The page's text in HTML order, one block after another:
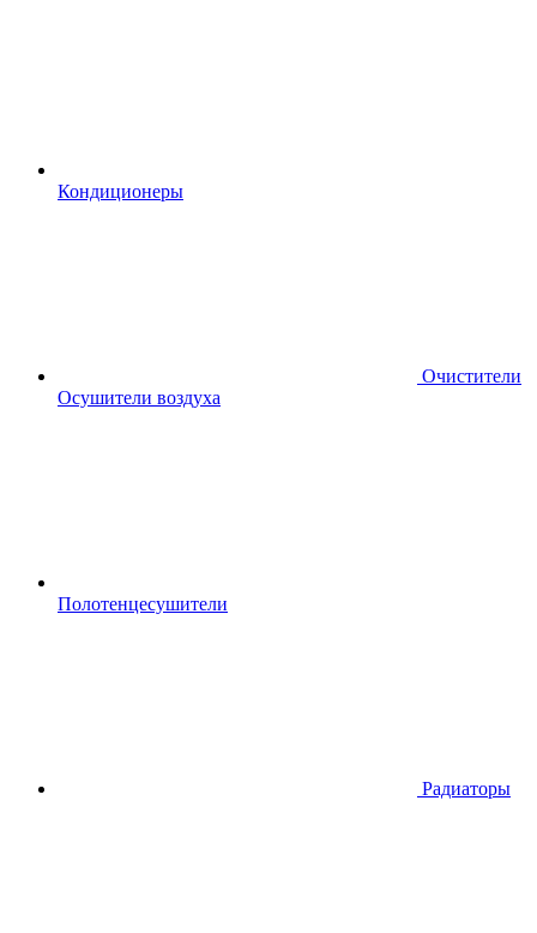
Кондиционеры
Очистители
Осушители воздуха
Полотенцесушители
Радиаторы